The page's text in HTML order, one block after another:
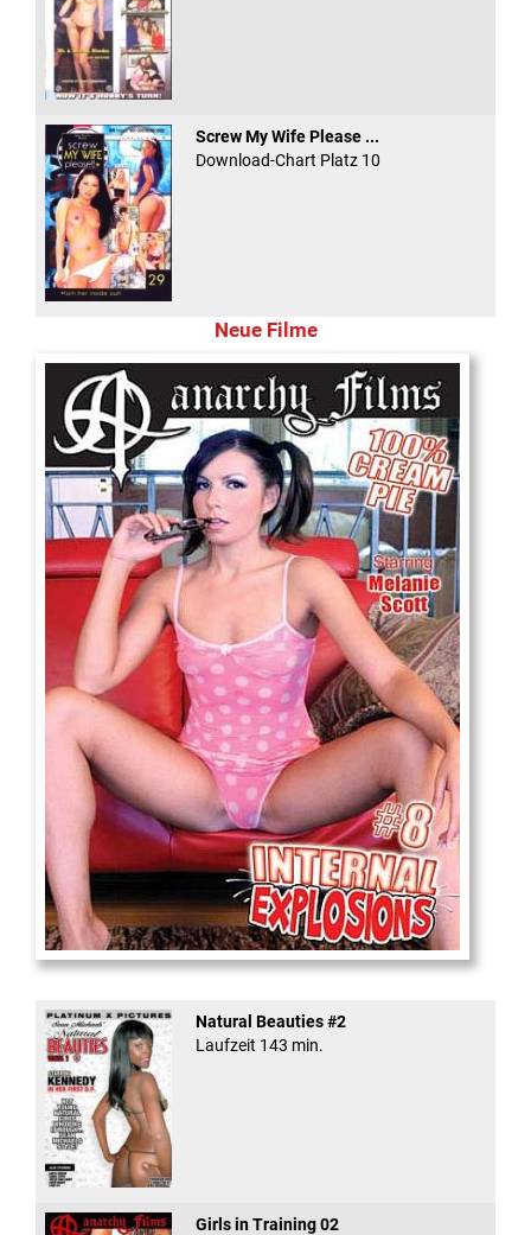
Screw My Wife Please ...
Download-Chart Platz 10
Neue Filme
Internal Explosionen
Natural Beauties #2
Laufzeit 143 min.
Girls in Training 02